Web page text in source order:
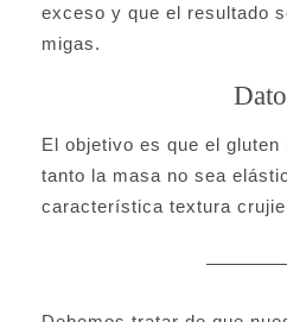
exceso y que el resultado
migas.
El objetivo es que el
tanto la masa no sea
característica textura